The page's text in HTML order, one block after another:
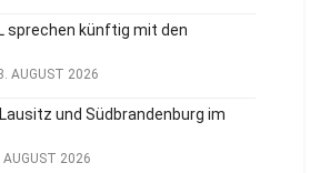
sprechen künftig mit den
AUGUST 2026
und Südbrandenburg im
2026